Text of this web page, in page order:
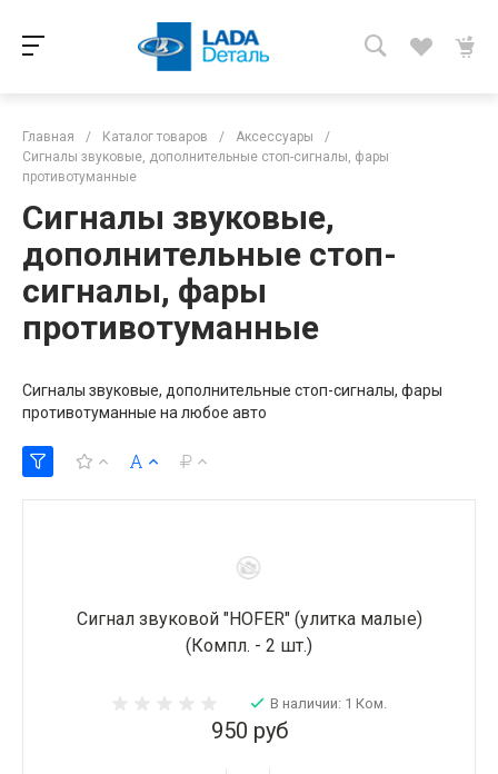
Главная / Каталог товаров / Аксессуары
/
Сигналы звуковые, дополнительные стоп-сигналы, фары
противотуманные
Сигналы звуковые,
дополнительные стоп-
сигналы, фары
противотуманные
Сигналы звуковые, дополнительные стоп-сигналы, фары
противотуманные на любое авто
Сигнал звуковой "HOFER" (улитка малые)
(Компл. - 2 шт.)
В наличии: 1 Ком.
950 руб